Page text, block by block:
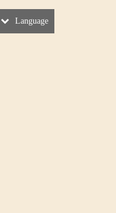
Language